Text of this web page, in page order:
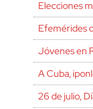
Elecciones
Efemérides
Jóvenes en
A Cuba,
26 de julio,